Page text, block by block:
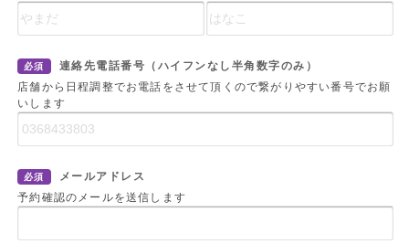
必須
連絡先電話番号（ハイフンなし半角数字のみ）
店舗から日程調整でお電話をさせて頂くので繋がりやすい番号でお願
いします
必須
メールアドレス
予約確認のメールを送信します